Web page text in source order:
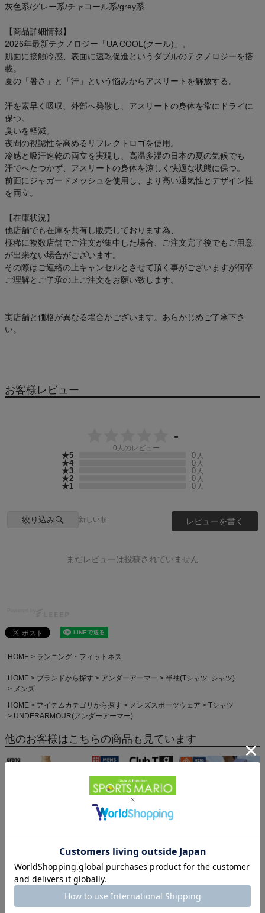
灰色系/グレー系/チャコール系/grey系
【商品詳細情報】
2026年最新テクノロジー「UA COOL(クール)」。
肌面に接触冷感、表面に速乾促進というダブルのテクノロジーを搭
載。
夏の「暑さ」と「汗」という悩みからアスリートを解放する。
汗を素早く吸収、外部へ発散し、アスリートの身体を常にドライに
保つ。
臭いを軽減。
夜間の視認性を高めるリフレクトロゴを使用。
冷感と吸汗速乾の両立を実現し、高温多湿の日本の夏の気候でも
汗でべたつかず、アスリートの身体を涼しく快適な状態に保つ。
前面にジャガードメッシュを使用し、より高い通気性とデザイン性
を両立。
【在庫状況】
他店舗でも在庫を共有し販売しております為、
極稀に複数店舗でご注文が集中した場合、ご注文完了後でもご用意
が出来ない場合がございます。
その際はご連絡の上キャンセルとさせて頂く事がございますが何卒
ご理解とご了承の上ご注文をお願い致します。
実店舗と価格が異なる場合がございます。あらかじめご了承下さ
い。
お客様レビュー
-
0 人のレビュー
★5 0 人
★4 0 人
★3 0 人
★2 0 人
★1 0 人
絞り込み 新しい順 レビューを書く
まだレビューは投稿されていません
HOME ランニング・フィットネス
HOME ブランドから探す アンダーアーマー
半袖(Tシャツ･シャツ)
メンズ
HOME
アイテムカテゴリから探す メンズスポーツウェア
Tシャツ
UNDERARMOUR(アンダーアーマー)
他のお客様はこちらの商品も見ています
アリーナ WA承認 アクア
(ニット素材 クロスバッ
ク) arena AQUA
ADVANCED Remix (Knit
Crossback)
6,991円（税込）
オン クラブT On Club T
エルドレッソ ボーンマン
ELDORESO Boneman
Sleeveless
6,930円（税込）